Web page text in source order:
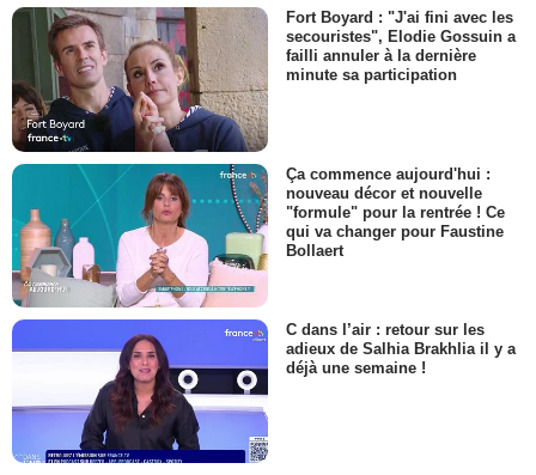
Fort Boyard : "J'ai fini avec les
secouristes", Elodie Gossuin a
failli annuler à la dernière
minute sa participation
Ça commence aujourd'hui :
nouveau décor et nouvelle
"formule" pour la rentrée ! Ce
qui va changer pour Faustine
Bollaert
C dans l’air : retour sur les
adieux de Salhia Brakhlia il y a
déjà une semaine !